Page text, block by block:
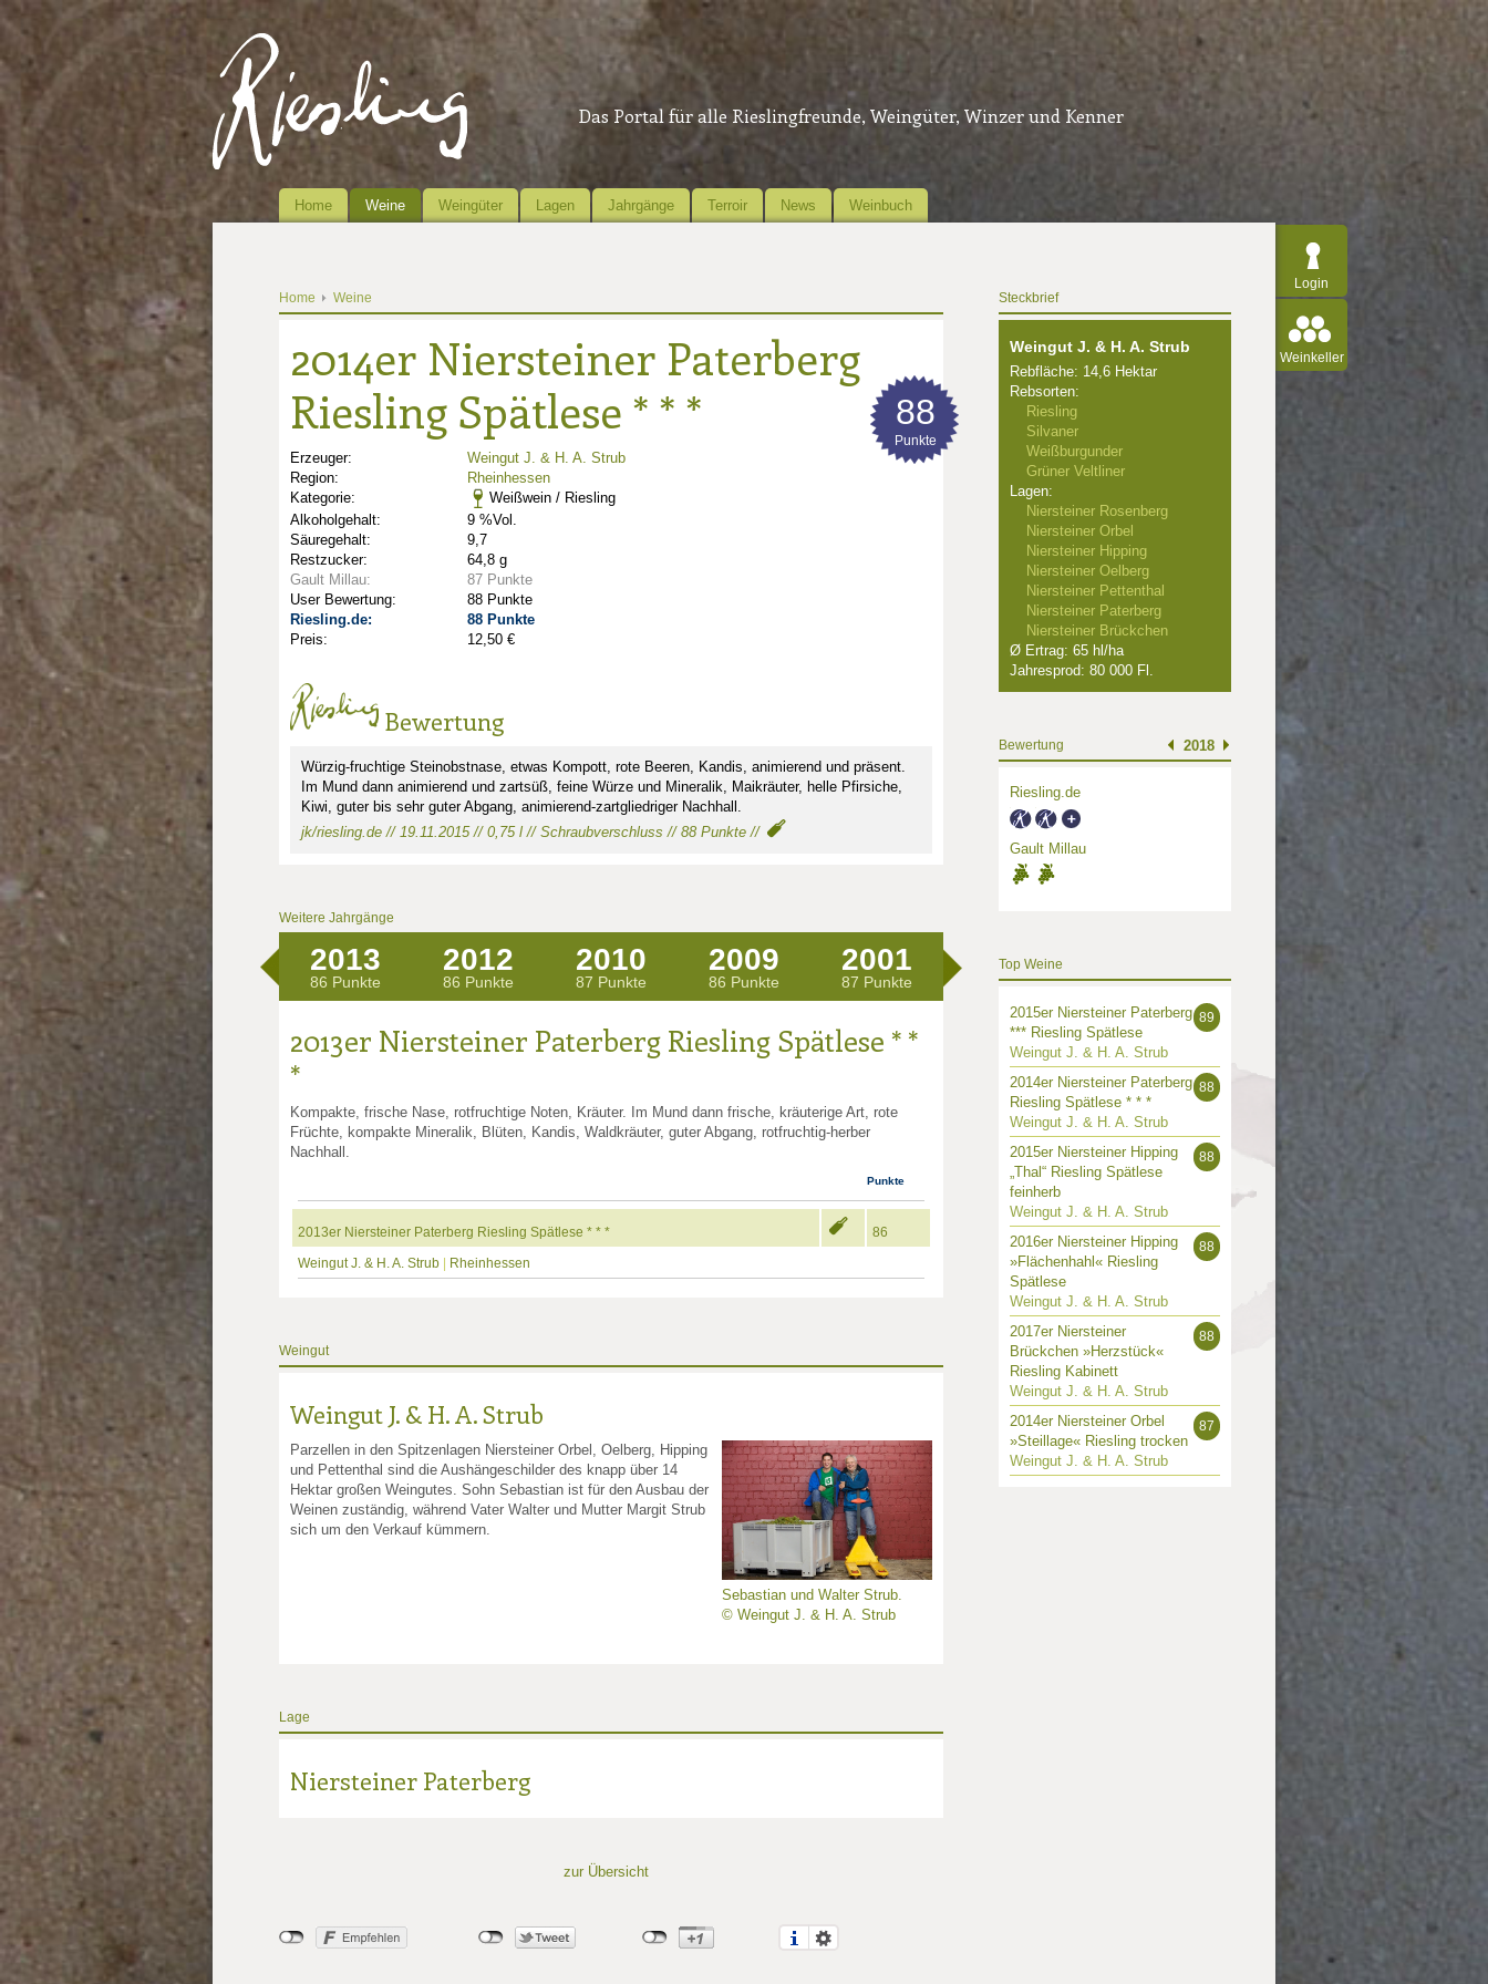
Das Portal für alle Rieslingfreunde, Weingüter, Winzer und Kenner
Home Weine Weingüter Lagen Jahrgänge Terroir News Weinbuch
Login
Weinkeller
Home Weine
2014er Niersteiner Paterberg
Riesling Spätlese * * *
Erzeuger:
Weingut J. & H. A. Strub
Region:
Rheinhessen
Kategorie:
Weißwein / Riesling
Alkoholgehalt:
9 %Vol.
Säuregehalt:
9,7
Restzucker:
64,8 g
Gault Millau:
87 Punkte
User Bewertung:
88 Punkte
Riesling.de:
88 Punkte
Preis:
12,50 €
88
Punkte
Bewertung
Würzig-fruchtige Steinobstnase, etwas Kompott, rote Beeren, Kandis, animierend und präsent.
Im Mund dann animierend und zartsüß, feine Würze und Mineralik, Maikräuter, helle Pfirsiche,
Kiwi, guter bis sehr guter Abgang, animierend-zartgliedriger Nachhall.
jk/riesling.de // 19.11.2015 // 0,75 l // Schraubverschluss // 88 Punkte //
Weitere Jahrgänge
2013
86 Punkte
2012
86 Punkte
2010
87 Punkte
2009
86 Punkte
2001
87 Punkte
2013er Niersteiner Paterberg Riesling Spätlese * *
*
Kompakte, frische Nase, rotfruchtige Noten, Kräuter. Im Mund dann frische, kräuterige Art, rote
Früchte, kompakte Mineralik, Blüten, Kandis, Waldkräuter, guter Abgang, rotfruchtig-herber
Nachhall.
Punkte
2013er Niersteiner Paterberg Riesling Spätlese * * *
86
Weingut J. & H. A. Strub
Rheinhessen
Weingut
Weingut J. & H. A. Strub
Sebastian und Walter Strub.
© Weingut J. & H. A. Strub
Parzellen in den Spitzenlagen Niersteiner Orbel, Oelberg, Hipping
und Pettenthal sind die Aushängeschilder des knapp über 14
Hektar großen Weingutes. Sohn Sebastian ist für den Ausbau der
Weinen zuständig, während Vater Walter und Mutter Margit Strub
sich um den Verkauf kümmern.
Lage
Niersteiner Paterberg
zur Übersicht
Steckbrief
Weingut J. & H. A. Strub
Rebfläche: 14,6 Hektar
Rebsorten:
Riesling
Silvaner
Weißburgunder
Grüner Veltliner
Lagen:
Niersteiner Rosenberg
Niersteiner Orbel
Niersteiner Hipping
Niersteiner Oelberg
Niersteiner Pettenthal
Niersteiner Paterberg
Niersteiner Brückchen
Ø Ertrag: 65 hl/ha
Jahresprod: 80 000 Fl.
Bewertung 2018
Riesling.de
2.252.25
Gault Millau
2
Punkte: 2
Top Weine
89
2015er Niersteiner Paterberg
*** Riesling Spätlese
Weingut J. & H. A. Strub
88
2014er Niersteiner Paterberg
Riesling Spätlese * * *
Weingut J. & H. A. Strub
88
2015er Niersteiner Hipping
„Thal“ Riesling Spätlese
feinherb
Weingut J. & H. A. Strub
88
2016er Niersteiner Hipping
»Flächenhahl« Riesling
Spätlese
Weingut J. & H. A. Strub
88
2017er Niersteiner
Brückchen »Herzstück«
Riesling Kabinett
Weingut J. & H. A. Strub
87
2014er Niersteiner Orbel
»Steillage« Riesling trocken
Weingut J. & H. A. Strub